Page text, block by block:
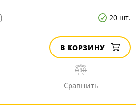
20 шт.
В КОРЗИНУ